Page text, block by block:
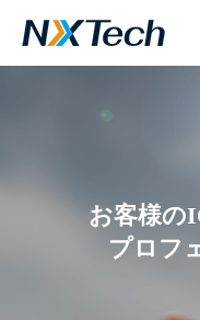
お客様の
プロフ